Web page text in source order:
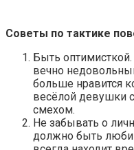
Советы по тактике
Быть
вечно
больше нравится
весёлой девушки
смехом.
Не забывать о
должно быть